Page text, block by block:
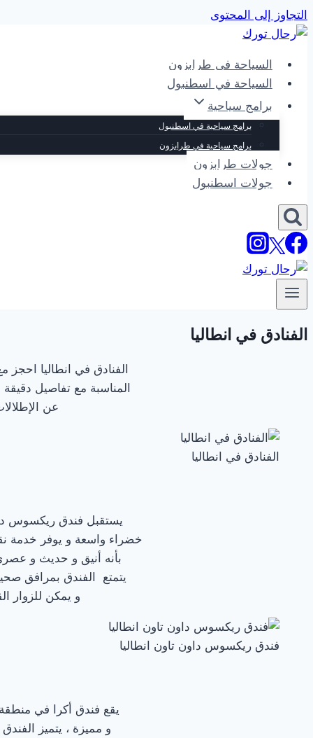
التجاوز إلى المحتوى
السياحة في طرابزون
السياحة في اسطنبول
برامج سياحية
برامج سياحية في اسطنبول
برامج سياحية في طرابزون
جولات طرابزون
جولات اسطنبول
الفنادق في انطاليا
الفنادق في انطاليا
المناسبة مع تفاصيل
عن
الفنادق في انطاليا
يستقبل فندق ريكسوس
خضراء واسعة و يوفر خدمة نقل مجانية نحو
بأنه أنيق و حديث و
يتمتع الفندق بمرافق
و يمكن للزوار
فندق ريكسوس داون تاون انطاليا
يقع فندق أكرا في
و مميزة ، يتميز